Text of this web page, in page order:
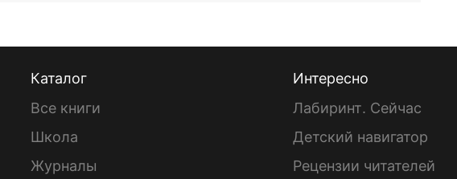
Каталог
Все книги
Школа
Журналы
Интересно
Лабиринт. Сейчас
Детский навигатор
Рецензии читателей